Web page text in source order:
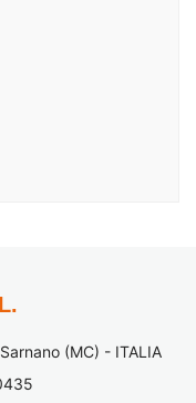
(MC) - ITALIA